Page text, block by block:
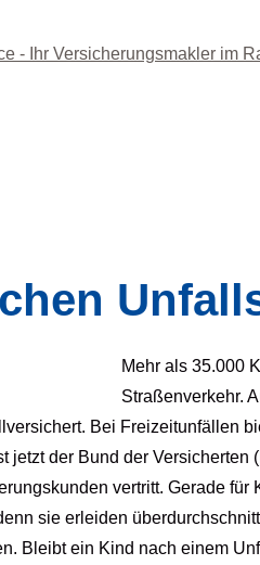
Mehr als 35.000
Straßenverkehr.
Bei Freizeitunfällen
jetzt der Bund der Versicherten
vertritt. Gerade
sie erleiden
Bleibt ein Kind nach einem